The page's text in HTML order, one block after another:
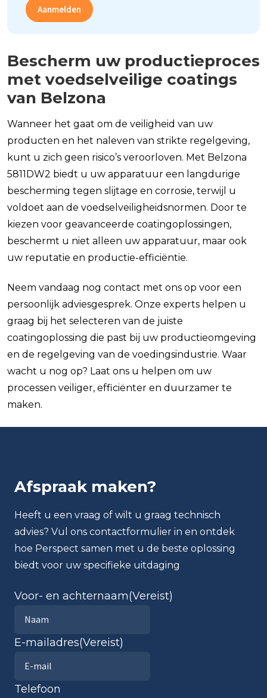
Aanmelden
Bescherm uw productieproces
met voedselveilige coatings
van Belzona
Wanneer het gaat om de veiligheid van uw
producten en het naleven van strikte regelgeving,
kunt u zich geen risico’s veroorloven. Met Belzona
5811DW2 biedt u uw apparatuur een langdurige
bescherming tegen slijtage en corrosie, terwijl u
voldoet aan de voedselveiligheidsnormen. Door te
kiezen voor geavanceerde coatingoplossingen,
beschermt u niet alleen uw apparatuur, maar ook
uw reputatie en productie-efficiëntie.
Neem vandaag nog contact met ons op voor een
persoonlijk adviesgesprek. Onze experts helpen u
graag bij het selecteren van de juiste
coatingoplossing die past bij uw productieomgeving
en de regelgeving van de voedingsindustrie. Waar
wacht u nog op? Laat ons u helpen om uw
processen veiliger, efficiënter en duurzamer te
maken.
Afspraak maken?
Heeft u een vraag of wilt u graag technisch
advies? Vul ons contactformulier in en ontdek
hoe Perspect samen met u de beste oplossing
biedt voor uw specifieke uitdaging
Voor- en achternaam(Vereist)
E-mailadres(Vereist)
Telefoon